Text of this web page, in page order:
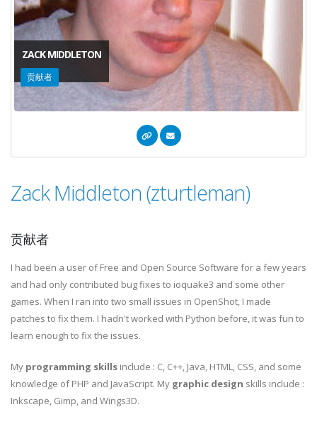
ZACK MIDDLETON
贡献者
Zack Middleton (zturtleman)
贡献者
I had been a user of Free and Open Source Software for a few years
and had only contributed bug fixes to ioquake3 and some other
games. When I ran into two small issues in OpenShot, I made
patches to fix them. I hadn't worked with Python before, it was fun to
learn enough to fix the issues.
My programming skills include : C, C++, Java, HTML, CSS, and some
knowledge of PHP and JavaScript. My graphic design skills include :
Inkscape, Gimp, and Wings3D.